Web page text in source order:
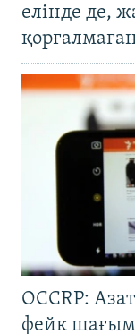
елінде де,
OCCRP:
фейк шағым